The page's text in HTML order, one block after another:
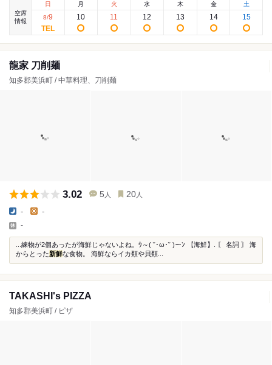
空席
情報
日
8/9
月
10
火
11
水
12
木
13
金
14
土
15
龍家 刀削麺
知多郡美浜町 / 中華料理、刀削麺
3.02 5 人 20 人
- -
-
...練物が2個あったが海鮮じゃないよね。ｳ～( ˘･ω･˘ )～ﾝ 【海鮮】. 〘 名詞 〙 海
からとった新鮮な食物。 海鮮ならイカ類や貝類...
TAKASHI's PIZZA
知多郡美浜町 / ピザ